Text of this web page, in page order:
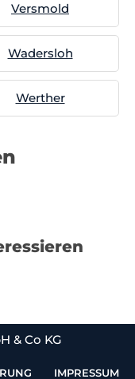
Versmold
Wadersloh
Werther
& Co KG
IMPRESSUM